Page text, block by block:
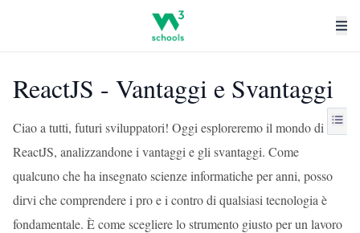
ReactJS - Vantaggi e Svantaggi
Ciao a tutti, futuri sviluppatori! Oggi esploreremo il mondo di
ReactJS, analizzandone i vantaggi e gli svantaggi. Come
qualcuno che ha insegnato scienze informatiche per anni, posso
dirvi che comprendere i pro e i contro di qualsiasi tecnologia è
fondamentale. È come scegliere lo strumento giusto per un lavoro